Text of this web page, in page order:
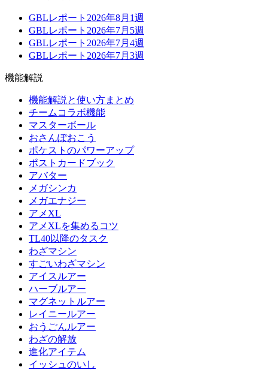
GBLレポート2026年8月1週
GBLレポート2026年7月5週
GBLレポート2026年7月4週
GBLレポート2026年7月3週
機能解説
機能解説と使い方まとめ
チームコラボ機能
マスターボール
おさんぽおこう
ポケストのパワーアップ
ポストカードブック
アバター
メガシンカ
メガエナジー
アメXL
アメXLを集めるコツ
TL40以降のタスク
わざマシン
すごいわざマシン
アイスルアー
ハーブルアー
マグネットルアー
レイニールアー
おうごんルアー
わざの解放
進化アイテム
イッシュのいし